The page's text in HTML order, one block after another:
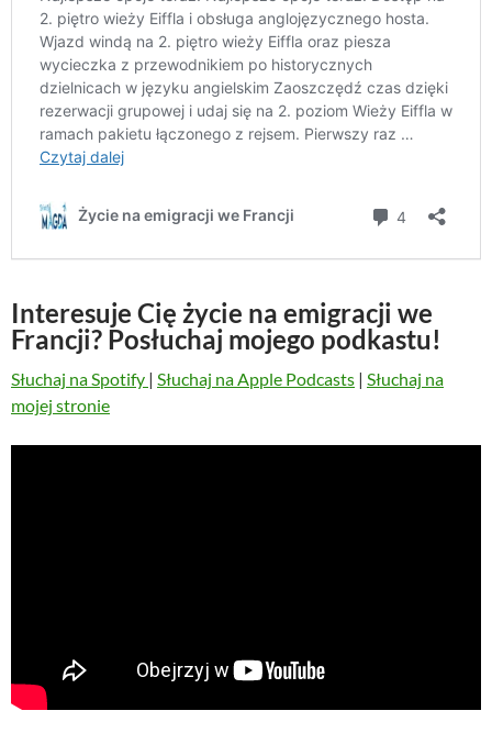
Interesuje Cię życie na emigracji we
Francji? Posłuchaj mojego podkastu!
Słuchaj na Spotify | Słuchaj na Apple Podcasts | Słuchaj na
mojej stronie